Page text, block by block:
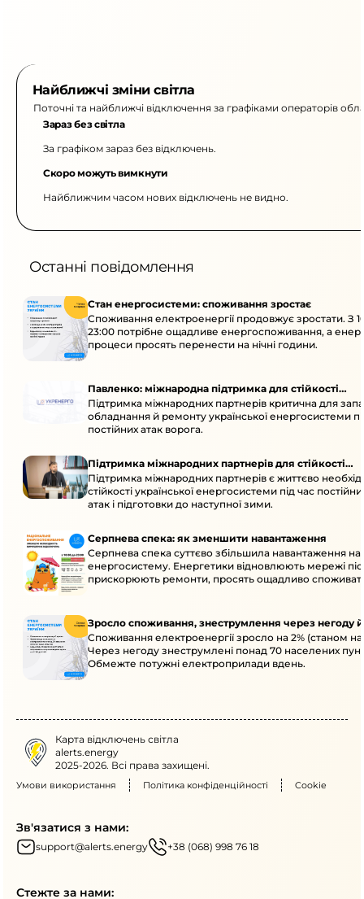
Найближчі зміни світла
Поточні та найближчі відключення за графіками операторів
Зараз без світла
За графіком зараз без відключень.
Скоро можуть вимкнути
Найближчим часом нових відключень не видно.
Останні повідомлення
Стан енергосистеми: споживання зростає
Споживання електроенергії продовжує зростати. З
23:00 потрібне ощадливе енергоспоживання, а
процеси просять перенести на нічні години.
Павленко: міжнародна підтримка для стійкості
енергосистеми
Підтримка міжнародних партнерів критична для
обладнання й ремонту української енергосистеми
постійних атак ворога.
Підтримка міжнародних партнерів для стійкості
енергосистеми
Підтримка міжнародних партнерів є життєво
стійкості української енергосистеми під час
атак і підготовки до наступної зими.
Серпнева спека: як зменшити навантаження
Серпнева спека суттєво збільшила навантаження на
енергосистему. Енергетики відновлюють мережі
прискорюють ремонти, просять ощадливо
Зросло споживання, знеструмлення через негоду
Споживання електроенергії зросло на 2% (станом на
Через негоду знеструмлені понад 70 населених
Обмежте потужні електроприлади вдень.
Карта відключень світла
alerts.energy
2025-2026. Всі права захищені.
Умови використання Політика конфіденційності Cookie
Зв'язатися з нами:
support@alerts.energy +38 (068) 998 76 18
Стежте за нами: